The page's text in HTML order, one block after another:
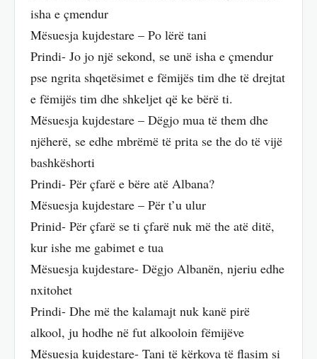
isha e çmendur
Mësuesja kujdestare – Po lërë tani
Prindi- Jo jo një sekond, se unë isha e çmendur
pse ngrita shqetësimet e fëmijës tim dhe të drejtat
e fëmijës tim dhe shkeljet që ke bërë ti.
Mësuesja kujdestare – Dëgjo mua të them dhe
njëherë, se edhe mbrëmë të prita se the do të vijë
bashkëshorti
Prindi- Për çfarë e bëre atë Albana?
Mësuesja kujdestare – Për t’u ulur
Prinid- Për çfarë se ti çfarë nuk më the atë ditë,
kur ishe me gabimet e tua
Mësuesja kujdestare- Dëgjo Albanën, njeriu edhe
nxitohet
Prindi- Dhe më the kalamajt nuk kanë pirë
alkool, ju hodhe në fut alkooloin fëmijëve
Mësuesja kujdestare- Tani të kërkova të flasim si